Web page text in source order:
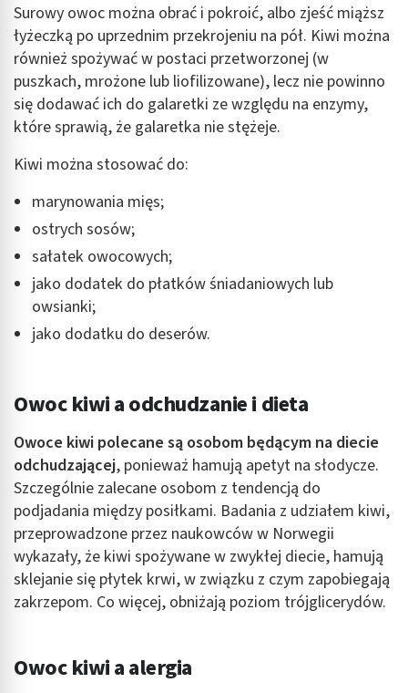
Surowy owoc można obrać i pokroić, albo zjeść miąższ
łyżeczką po uprzednim przekrojeniu na pół. Kiwi można
również spożywać w postaci przetworzonej (w
puszkach, mrożone lub liofilizowane), lecz nie powinno
się dodawać ich do galaretki ze względu na enzymy,
które sprawią, że galaretka nie stężeje.
Kiwi można stosować do:
marynowania mięs;
ostrych sosów;
sałatek owocowych;
jako dodatek do płatków śniadaniowych lub
owsianki;
jako dodatku do deserów.
Owoc kiwi a odchudzanie i dieta
Owoce kiwi polecane są osobom będącym na diecie
odchudzającej, ponieważ hamują apetyt na słodycze.
Szczególnie zalecane osobom z tendencją do
podjadania między posiłkami. Badania z udziałem kiwi,
przeprowadzone przez naukowców w Norwegii
wykazały, że kiwi spożywane w zwykłej diecie, hamują
sklejanie się płytek krwi, w związku z czym zapobiegają
zakrzepom. Co więcej, obniżają poziom trójglicerydów.
Owoc kiwi a alergia